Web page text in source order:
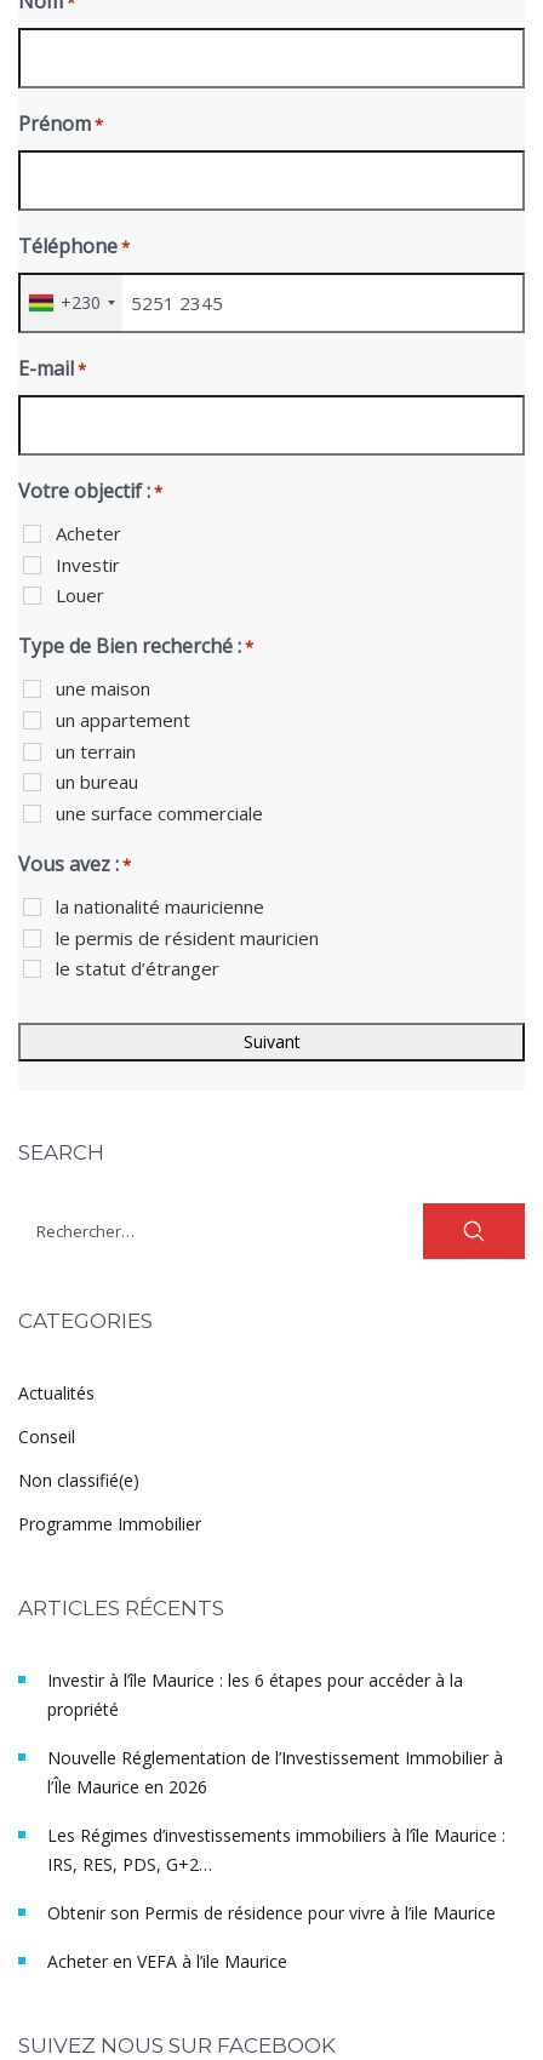
Prénom*
Téléphone*
+230
E-mail*
Votre objectif :*
Acheter
Investir
Louer
Type de Bien recherché :*
une maison
un appartement
un terrain
un bureau
une surface commerciale
Vous avez :*
la nationalité mauricienne
le permis de résident mauricien
le statut d’étranger
SEARCH
CATEGORIES
Actualités
Conseil
Non classifié(e)
Programme Immobilier
ARTICLES RÉCENTS
Investir à l’île Maurice : les 6 étapes pour accéder à la
propriété
Nouvelle Réglementation de l’Investissement Immobilier à
l’Île Maurice en 2026
Les Régimes d’investissements immobiliers à l’île Maurice :
IRS, RES, PDS, G+2…
Obtenir son Permis de résidence pour vivre à l’ile Maurice
Acheter en VEFA à l’ile Maurice
SUIVEZ NOUS SUR FACEBOOK